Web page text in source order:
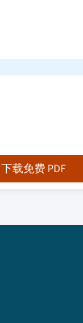
下载免费 PDF